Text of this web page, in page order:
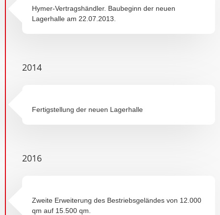
Hymer-Vertragshändler. Baubeginn der neuen
Lagerhalle am 22.07.2013.
Fertigstellung der neuen Lagerhalle
2014
Zweite Erweiterung des Bestriebsgeländes von 12.000
qm auf 15.500 qm.
2016